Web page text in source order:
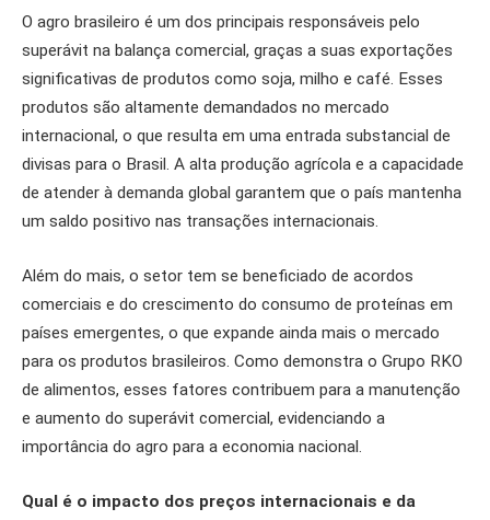
O agro brasileiro é um dos principais responsáveis pelo
superávit na balança comercial, graças a suas exportações
significativas de produtos como soja, milho e café. Esses
produtos são altamente demandados no mercado
internacional, o que resulta em uma entrada substancial de
divisas para o Brasil. A alta produção agrícola e a capacidade
de atender à demanda global garantem que o país mantenha
um saldo positivo nas transações internacionais.
Além do mais, o setor tem se beneficiado de acordos
comerciais e do crescimento do consumo de proteínas em
países emergentes, o que expande ainda mais o mercado
para os produtos brasileiros. Como demonstra o Grupo RKO
de alimentos, esses fatores contribuem para a manutenção
e aumento do superávit comercial, evidenciando a
importância do agro para a economia nacional.
Qual é o impacto dos preços internacionais e da